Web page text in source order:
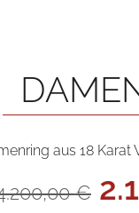
aus 18 Karat
€